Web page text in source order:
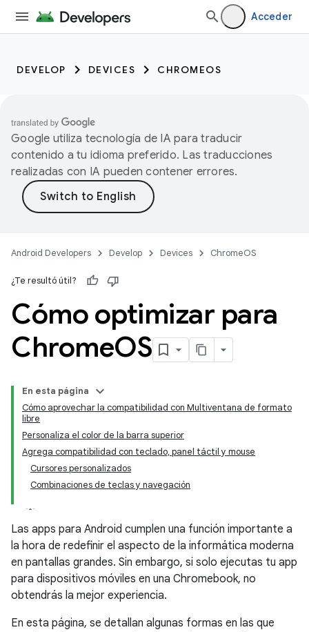
Acceder
DEVELOP DEVICES CHROMEOS
Google utiliza tecnología de IA para traducir
contenido a tu idioma preferido. Las traducciones
realizadas con IA pueden contener errores.
Android Developers Develop Devices ChromeOS
¿Te resultó útil?
Cómo optimizar para
ChromeOS
En esta página
Cómo aprovechar la compatibilidad con Multiventana de formato
libre
Personaliza el color de la barra superior
Agrega compatibilidad con teclado, panel táctil y mouse
Cursores personalizados
Combinaciones de teclas y navegación
Las apps para Android cumplen una función importante a
la hora de redefinir el aspecto de la informática moderna
en pantallas grandes. Sin embargo, si solo ejecutas tu app
para dispositivos móviles en una Chromebook, no
obtendrás la mejor experiencia.
En esta página, se detallan algunas formas en las que